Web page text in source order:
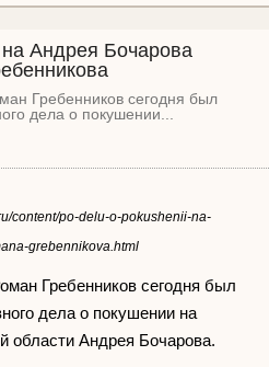
Андрея Бочарова
Гребенников сегодня был
дела о покушении...
content/po-delu-o-pokushenii-na-
grebennikova.html
Гребенников сегодня был
дела о покушении на
области Андрея Бочарова.